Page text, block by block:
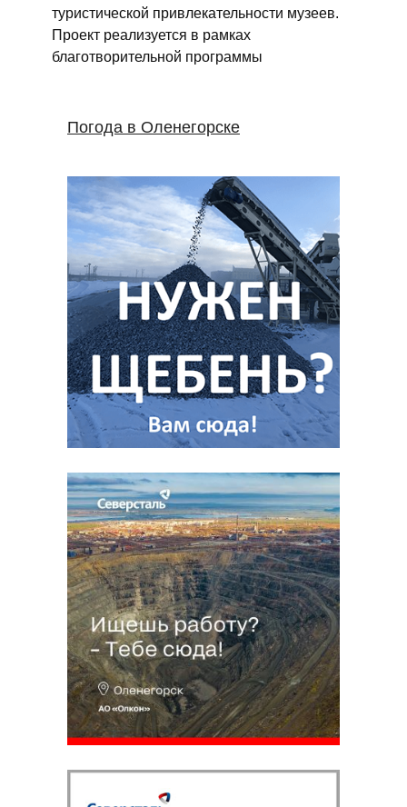
туристической привлекательности музеев.
Проект реализуется в рамках
благотворительной программы
Погода в Оленегорске